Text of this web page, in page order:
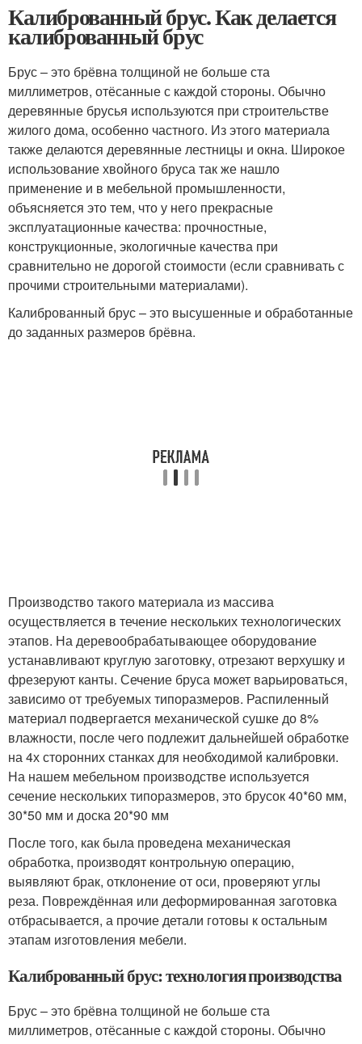
Калиброванный брус. Как делается
калиброванный брус
Брус – это брёвна толщиной не больше ста
миллиметров, отёсанные с каждой стороны. Обычно
деревянные брусья используются при строительстве
жилого дома, особенно частного. Из этого материала
также делаются деревянные лестницы и окна. Широкое
использование хвойного бруса так же нашло
применение и в мебельной промышленности,
объясняется это тем, что у него прекрасные
эксплуатационные качества: прочностные,
конструкционные, экологичные качества при
сравнительно не дорогой стоимости (если сравнивать с
прочими строительными материалами).
Калиброванный брус – это высушенные и обработанные
до заданных размеров брёвна.
Производство такого материала из массива
осуществляется в течение нескольких технологических
этапов. На деревообрабатывающее оборудование
устанавливают круглую заготовку, отрезают верхушку и
фрезеруют канты. Сечение бруса может варьироваться,
зависимо от требуемых типоразмеров. Распиленный
материал подвергается механической сушке до 8%
влажности, после чего подлежит дальнейшей обработке
на 4х сторонних станках для необходимой калибровки.
На нашем мебельном производстве используется
сечение нескольких типоразмеров, это брусок 40*60 мм,
30*50 мм и доска 20*90 мм
После того, как была проведена механическая
обработка, производят контрольную операцию,
выявляют брак, отклонение от оси, проверяют углы
реза. Повреждённая или деформированная заготовка
отбрасывается, а прочие детали готовы к остальным
этапам изготовления мебели.
Калиброванный брус: технология производства
Брус – это брёвна толщиной не больше ста
миллиметров, отёсанные с каждой стороны. Обычно